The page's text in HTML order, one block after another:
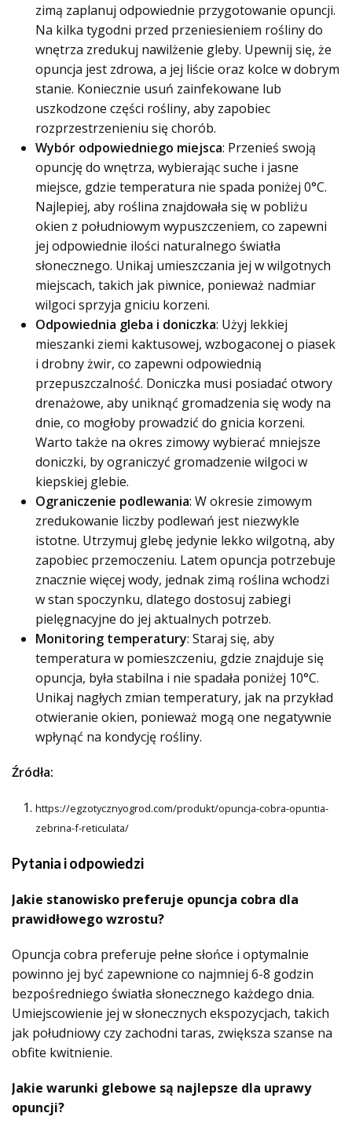
zimą zaplanuj odpowiednie przygotowanie opuncji.
Na kilka tygodni przed przeniesieniem rośliny do
wnętrza zredukuj nawilżenie gleby. Upewnij się, że
opuncja jest zdrowa, a jej liście oraz kolce w dobrym
stanie. Koniecznie usuń zainfekowane lub
uszkodzone części rośliny, aby zapobiec
rozprzestrzenieniu się chorób.
Wybór odpowiedniego miejsca: Przenieś swoją
opuncję do wnętrza, wybierając suche i jasne
miejsce, gdzie temperatura nie spada poniżej 0°C.
Najlepiej, aby roślina znajdowała się w pobliżu
okien z południowym wypuszczeniem, co zapewni
jej odpowiednie ilości naturalnego światła
słonecznego. Unikaj umieszczania jej w wilgotnych
miejscach, takich jak piwnice, ponieważ nadmiar
wilgoci sprzyja gniciu korzeni.
Odpowiednia gleba i doniczka: Użyj lekkiej
mieszanki ziemi kaktusowej, wzbogaconej o piasek
i drobny żwir, co zapewni odpowiednią
przepuszczalność. Doniczka musi posiadać otwory
drenażowe, aby uniknąć gromadzenia się wody na
dnie, co mogłoby prowadzić do gnicia korzeni.
Warto także na okres zimowy wybierać mniejsze
doniczki, by ograniczyć gromadzenie wilgoci w
kiepskiej glebie.
Ograniczenie podlewania: W okresie zimowym
zredukowanie liczby podlewań jest niezwykle
istotne. Utrzymuj glebę jedynie lekko wilgotną, aby
zapobiec przemoczeniu. Latem opuncja potrzebuje
znacznie więcej wody, jednak zimą roślina wchodzi
w stan spoczynku, dlatego dostosuj zabiegi
pielęgnacyjne do jej aktualnych potrzeb.
Monitoring temperatury: Staraj się, aby
temperatura w pomieszczeniu, gdzie znajduje się
opuncja, była stabilna i nie spadała poniżej 10°C.
Unikaj nagłych zmian temperatury, jak na przykład
otwieranie okien, ponieważ mogą one negatywnie
wpłynąć na kondycję rośliny.
Źródła:
https://egzotycznyogrod.com/produkt/opuncja-cobra-opuntia-
zebrina-f-reticulata/
Pytania i odpowiedzi
Jakie stanowisko preferuje opuncja cobra dla
prawidłowego wzrostu?
Opuncja cobra preferuje pełne słońce i optymalnie
powinno jej być zapewnione co najmniej 6-8 godzin
bezpośredniego światła słonecznego każdego dnia.
Umiejscowienie jej w słonecznych ekspozycjach, takich
jak południowy czy zachodni taras, zwiększa szanse na
obfite kwitnienie.
Jakie warunki glebowe są najlepsze dla uprawy
opuncji?